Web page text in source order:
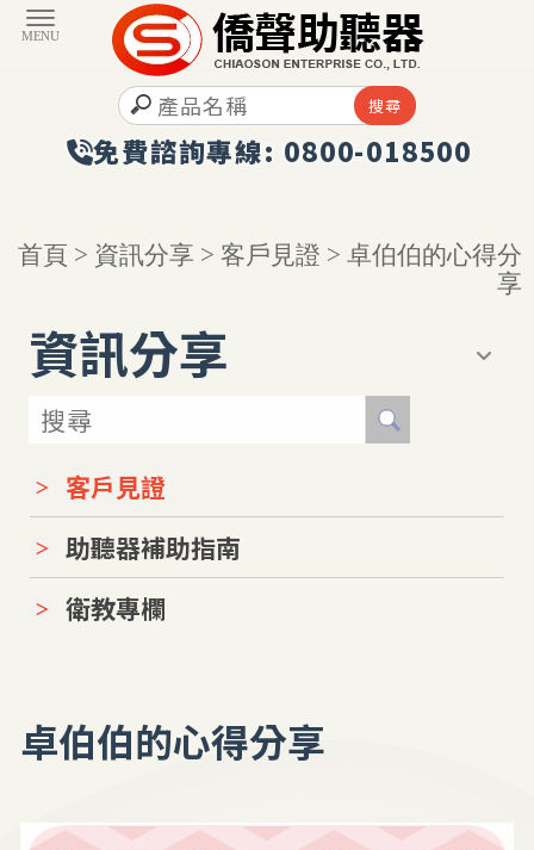
首頁 > 資訊分享 > 客戶見證 > 卓伯伯的心得分
享
資訊分享
客戶見證
助聽器補助指南
衛教專欄
卓伯伯的心得分享